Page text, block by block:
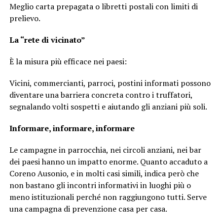
Meglio carta prepagata o libretti postali con limiti di
prelievo.
La “rete di vicinato”
È la misura più efficace nei paesi:
Vicini, commercianti, parroci, postini informati possono
diventare una barriera concreta contro i truffatori,
segnalando volti sospetti e aiutando gli anziani più soli.
Informare, informare, informare
Le campagne in parrocchia, nei circoli anziani, nei bar
dei paesi hanno un impatto enorme. Quanto accaduto a
Coreno Ausonio, e in molti casi simili, indica però che
non bastano gli incontri informativi in luoghi più o
meno istituzionali perché non raggiungono tutti. Serve
una campagna di prevenzione casa per casa.